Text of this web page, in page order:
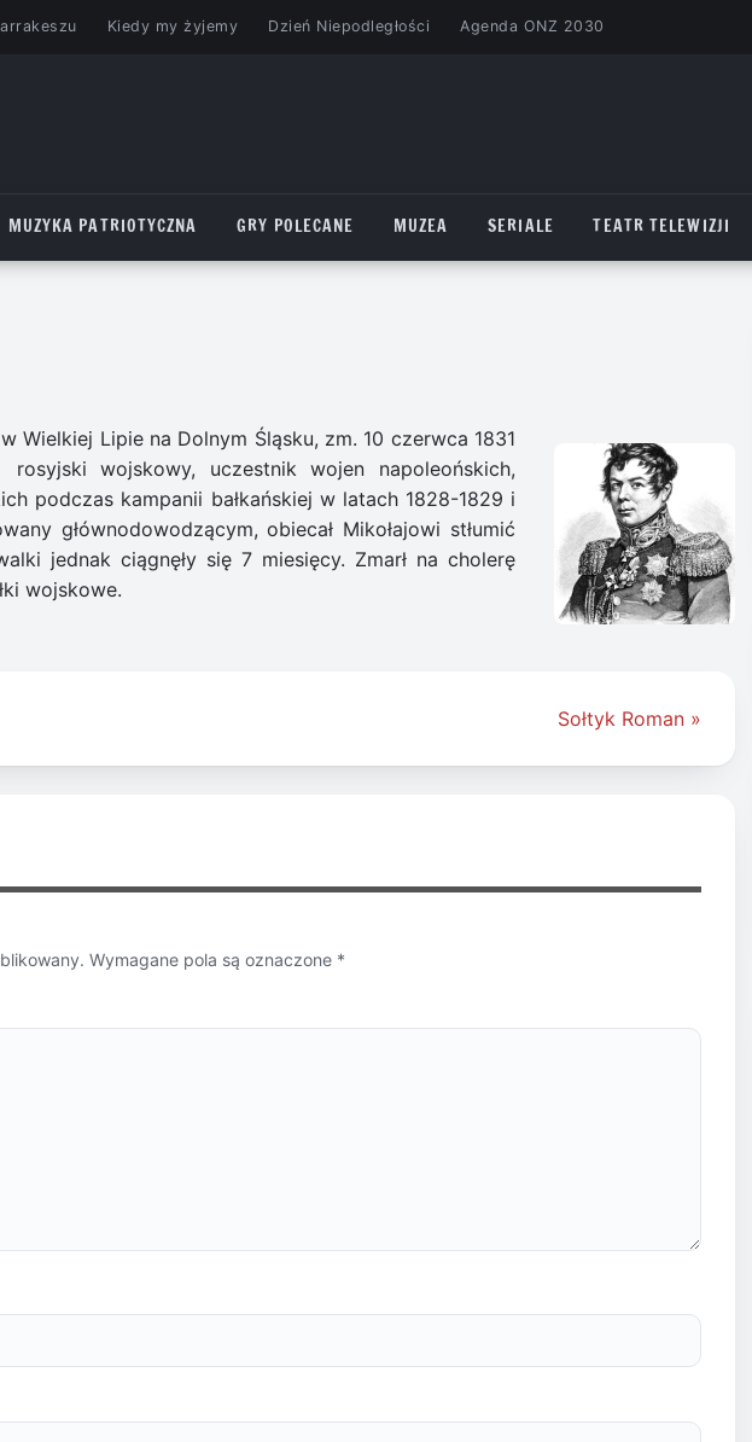
Kiedy my żyjemy Dzień Niepodległości Agenda ONZ 2030
MUZYKA PATRIOTYCZNA GRY POLECANE MUZEA SERIALE TEATR TELEWIZJI
Wielkiej Lipie na Dolnym Śląsku, zm. 10 czerwca 1831
wojskowy, uczestnik wojen napoleońskich,
podczas kampanii bałkańskiej w latach 1828-1829 i
głównodowodzącym, obiecał Mikołajowi stłumić
jednak ciągnęły się 7 miesięcy. Zmarł na cholerę
wojskowe.
Sołtyk Roman »
Wymagane pola są oznaczone *